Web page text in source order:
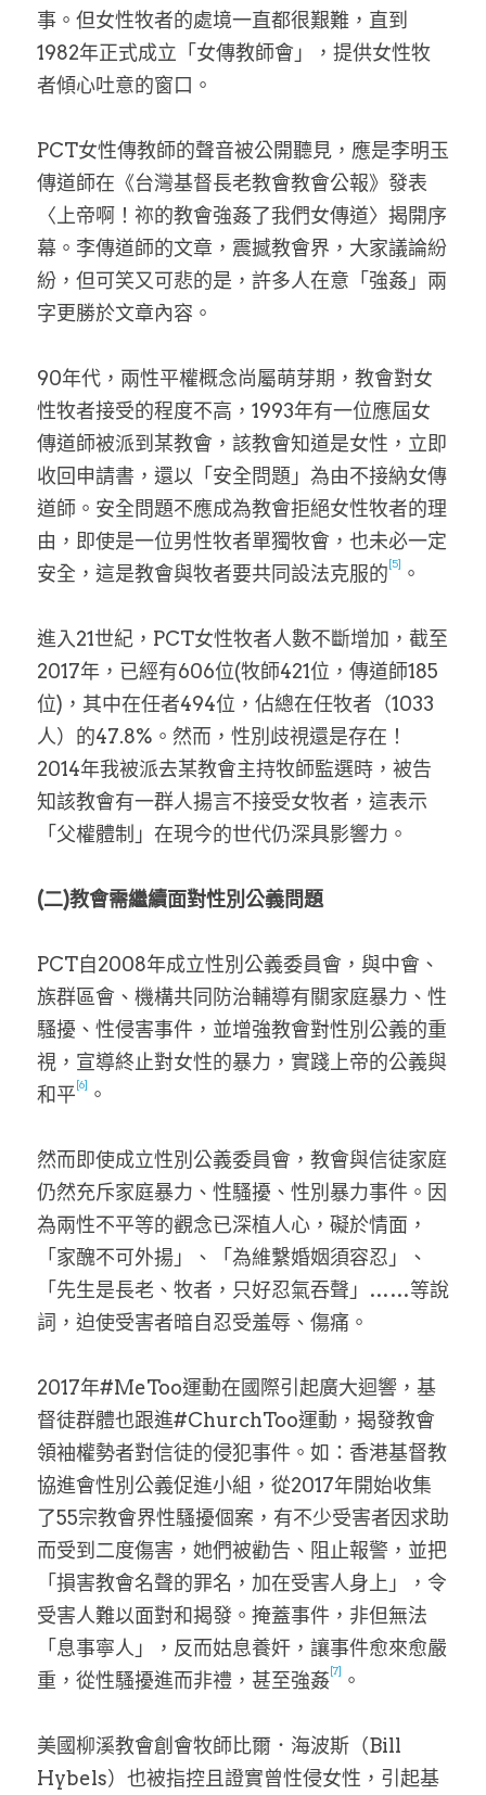
事。但女性牧者的處境一直都很艱難，直到
1982年正式成立「女傳教師會」，提供女性牧
者傾心吐意的窗口。
PCT女性傳教師的聲音被公開聽見，應是李明玉
傳道師在《台灣基督長老教會教會公報》發表
〈上帝啊！祢的教會強姦了我們女傳道〉揭開序
幕。李傳道師的文章，震撼教會界，大家議論紛
紛，但可笑又可悲的是，許多人在意「強姦」兩
字更勝於文章內容。
90年代，兩性平權概念尚屬萌芽期，教會對女
性牧者接受的程度不高，1993年有一位應屆女
傳道師被派到某教會，該教會知道是女性，立即
收回申請書，還以「安全問題」為由不接納女傳
道師。安全問題不應成為教會拒絕女性牧者的理
由，即使是一位男性牧者單獨牧會，也未必一定
安全，這是教會與牧者要共同設法克服的 [5] 。
進入21世紀，PCT女性牧者人數不斷增加，截至
2017年，已經有606位(牧師421位，傳道師185
位)，其中在任者494位，佔總在任牧者（1033
人）的47.8%。然而，性別歧視還是存在！
2014年我被派去某教會主持牧師監選時，被告
知該教會有一群人揚言不接受女牧者，這表示
「父權體制」在現今的世代仍深具影響力。
(二)教會需繼續面對性別公義問題
PCT自2008年成立性別公義委員會，與中會、
族群區會、機構共同防治輔導有關家庭暴力、性
騷擾、性侵害事件，並增強教會對性別公義的重
視，宣導終止對女性的暴力，實踐上帝的公義與
和平 [6] 。
然而即使成立性別公義委員會，教會與信徒家庭
仍然充斥家庭暴力、性騷擾、性別暴力事件。因
為兩性不平等的觀念已深植人心，礙於情面，
「家醜不可外揚」、「為維繫婚姻須容忍」、
「先生是長老、牧者，只好忍氣吞聲」……等說
詞，迫使受害者暗自忍受羞辱、傷痛。
2017年#MeToo運動在國際引起廣大迴響，基
督徒群體也跟進#ChurchToo運動，揭發教會
領袖權勢者對信徒的侵犯事件。如：香港基督教
協進會性別公義促進小組，從2017年開始收集
了55宗教會界性騷擾個案，有不少受害者因求助
而受到二度傷害，她們被勸告、阻止報警，並把
「損害教會名聲的罪名，加在受害人身上」，令
受害人難以面對和揭發。掩蓋事件，非但無法
「息事寧人」，反而姑息養奸，讓事件愈來愈嚴
重，從性騷擾進而非禮，甚至強姦[7] 。
美國柳溪教會創會牧師比爾．海波斯（Bill
Hybels）也被指控且證實曾性侵女性，引起基